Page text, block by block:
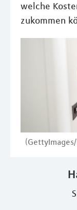
welche
zukommen